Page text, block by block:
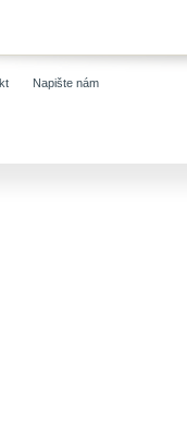
Napište nám